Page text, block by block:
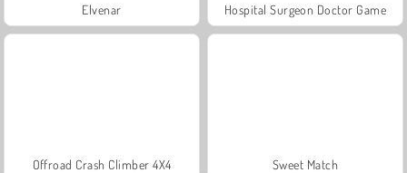
Elvenar Hospital Surgeon Doctor Game
Offroad Crash Climber 4X4 Sweet Match